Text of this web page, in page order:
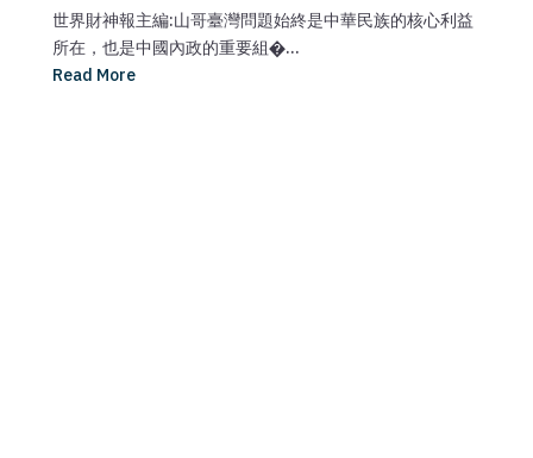
世界財神報主編:山哥臺灣問題始終是中華民族的核心利益
所在，也是中國內政的重要組�...
Read More